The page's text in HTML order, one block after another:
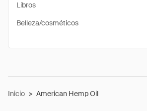
Libros
Belleza/cosméticos
Inicio > American Hemp Oil